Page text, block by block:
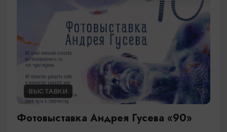
ВЫСТАВКИ
Фотовыставка Андрея Гусева «90»